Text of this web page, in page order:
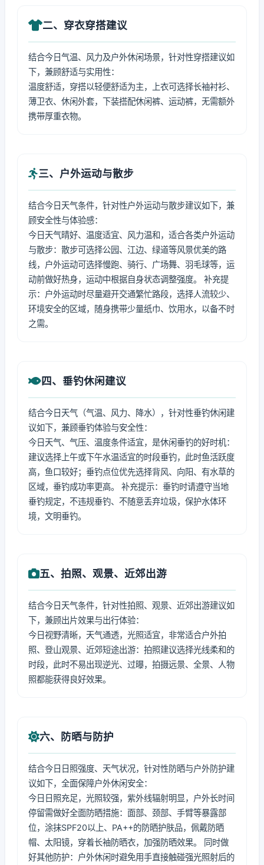
二、穿衣穿搭建议
结合今日气温、风力及户外休闲场景，针对性穿搭建议如
下，兼顾舒适与实用性：
温度舒适，穿搭以轻便舒适为主，上衣可选择长袖衬衫、
薄卫衣、休闲外套，下装搭配休闲裤、运动裤，无需额外
携带厚重衣物。
三、户外运动与散步
结合今日天气条件，针对性户外运动与散步建议如下，兼
顾安全性与体验感：
今日天气晴好、温度适宜、风力温和，适合各类户外运动
与散步：散步可选择公园、江边、绿道等风景优美的路
线，户外运动可选择慢跑、骑行、广场舞、羽毛球等，运
动前做好热身，运动中根据自身状态调整强度。 补充提
示：户外运动时尽量避开交通繁忙路段，选择人流较少、
环境安全的区域，随身携带少量纸巾、饮用水，以备不时
之需。
四、垂钓休闲建议
结合今日天气（气温、风力、降水），针对性垂钓休闲建
议如下，兼顾垂钓体验与安全性：
今日天气、气压、温度条件适宜，是休闲垂钓的好时机：
建议选择上午或下午水温适宜的时段垂钓，此时鱼活跃度
高，鱼口较好；垂钓点位优先选择背风、向阳、有水草的
区域，垂钓成功率更高。 补充提示：垂钓时请遵守当地
垂钓规定，不违规垂钓、不随意丢弃垃圾，保护水体环
境，文明垂钓。
五、拍照、观景、近郊出游
结合今日天气条件，针对性拍照、观景、近郊出游建议如
下，兼顾出片效果与出行体验：
今日视野清晰，天气通透，光照适宜，非常适合户外拍
照、登山观景、近郊短途出游：拍照建议选择光线柔和的
时段，此时不易出现逆光、过曝，拍摄远景、全景、人物
照都能获得良好效果。
六、防晒与防护
结合今日日照强度、天气状况，针对性防晒与户外防护建
议如下，全面保障户外休闲安全：
今日日照充足，光照较强，紫外线辐射明显，户外长时间
停留需做好全面防晒措施：面部、颈部、手臂等暴露部
位，涂抹SPF20以上、PA++的防晒护肤品，佩戴防晒
帽、太阳镜，穿着长袖防晒衣，加强防晒效果。 同时做
好其他防护：户外休闲时避免用手直接触碰强光照射后的